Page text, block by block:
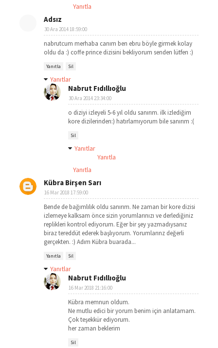
Yanıtla
Adsız
30 Ara 2014 18:59:00
nabrutcum merhaba canım ben ebru böyle girmek kolay
oldu da :) coffe prince dizisini bekliyorum senden lütfen :)
Yanıtla Sil
Yanıtlar
Nabrut Fıdıllıoğlu
30 Ara 2014 23:34:00
o diziyi izleyeli 5-6 yıl oldu sanırım. ilk izlediğim
kore dizilerinden:) hatırlamıyorum bile sanırım :(
Sil
Yanıtlar
Yanıtla
Yanıtla
Kübra Birşen Sarı
16 Mar 2018 17:59:00
Bende de bağımlılık oldu sanırım. Ne zaman bir kore dizisi
izlemeye kalksam önce sizin yorumlarınızı ve derlediğiniz
replikleri kontrol ediyorum. Eğer bir şey yazmadıysanız
biraz tereddüt ederek başlıyorum. Yorumlarınz değerli
gerçekten. :) Adım Kübra buarada...
Yanıtla Sil
Yanıtlar
Nabrut Fıdıllıoğlu
16 Mar 2018 21:16:00
Kübra memnun oldum.
Ne mutlu edici bir yorum benim için anlatamam.
Çok teşekkür ediyorum.
her zaman beklerim
Sil